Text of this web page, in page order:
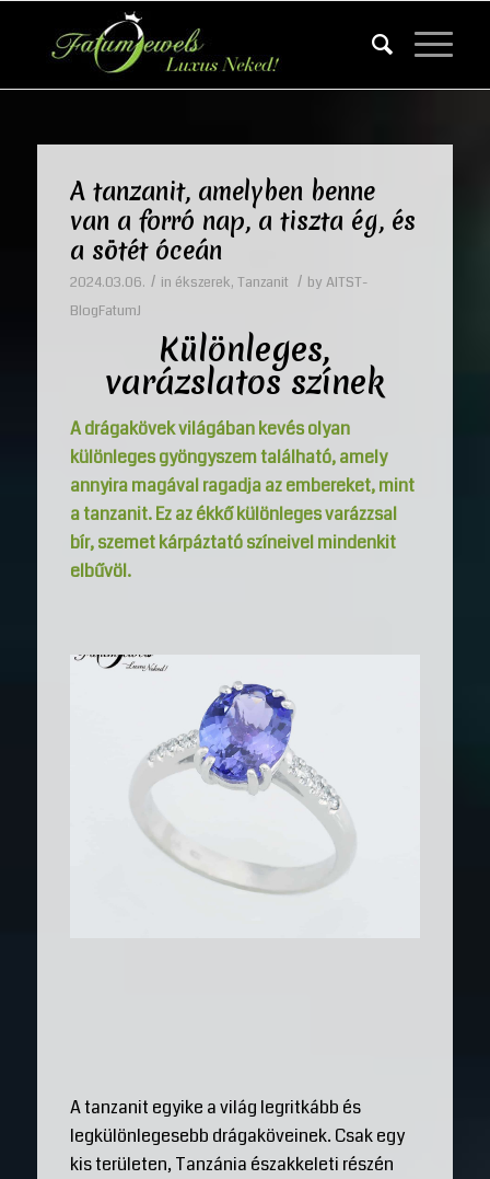
A tanzanit, amelyben benne
van a forró nap, a tiszta ég, és
a sötét óceán
2024.03.06. / in ékszerek, Tanzanit / by AITST-
BlogFatumJ
Különleges,
varázslatos színek
A drágakövek világában kevés olyan
különleges gyöngyszem található, amely
annyira magával ragadja az embereket, mint
a tanzanit. Ez az ékkő különleges varázzsal
bír, szemet kárpáztató színeivel mindenkit
elbűvöl.
A tanzanit egyike a világ legritkább és
legkülönlegesebb drágaköveinek. Csak egy
kis területen, Tanzánia északkeleti részén